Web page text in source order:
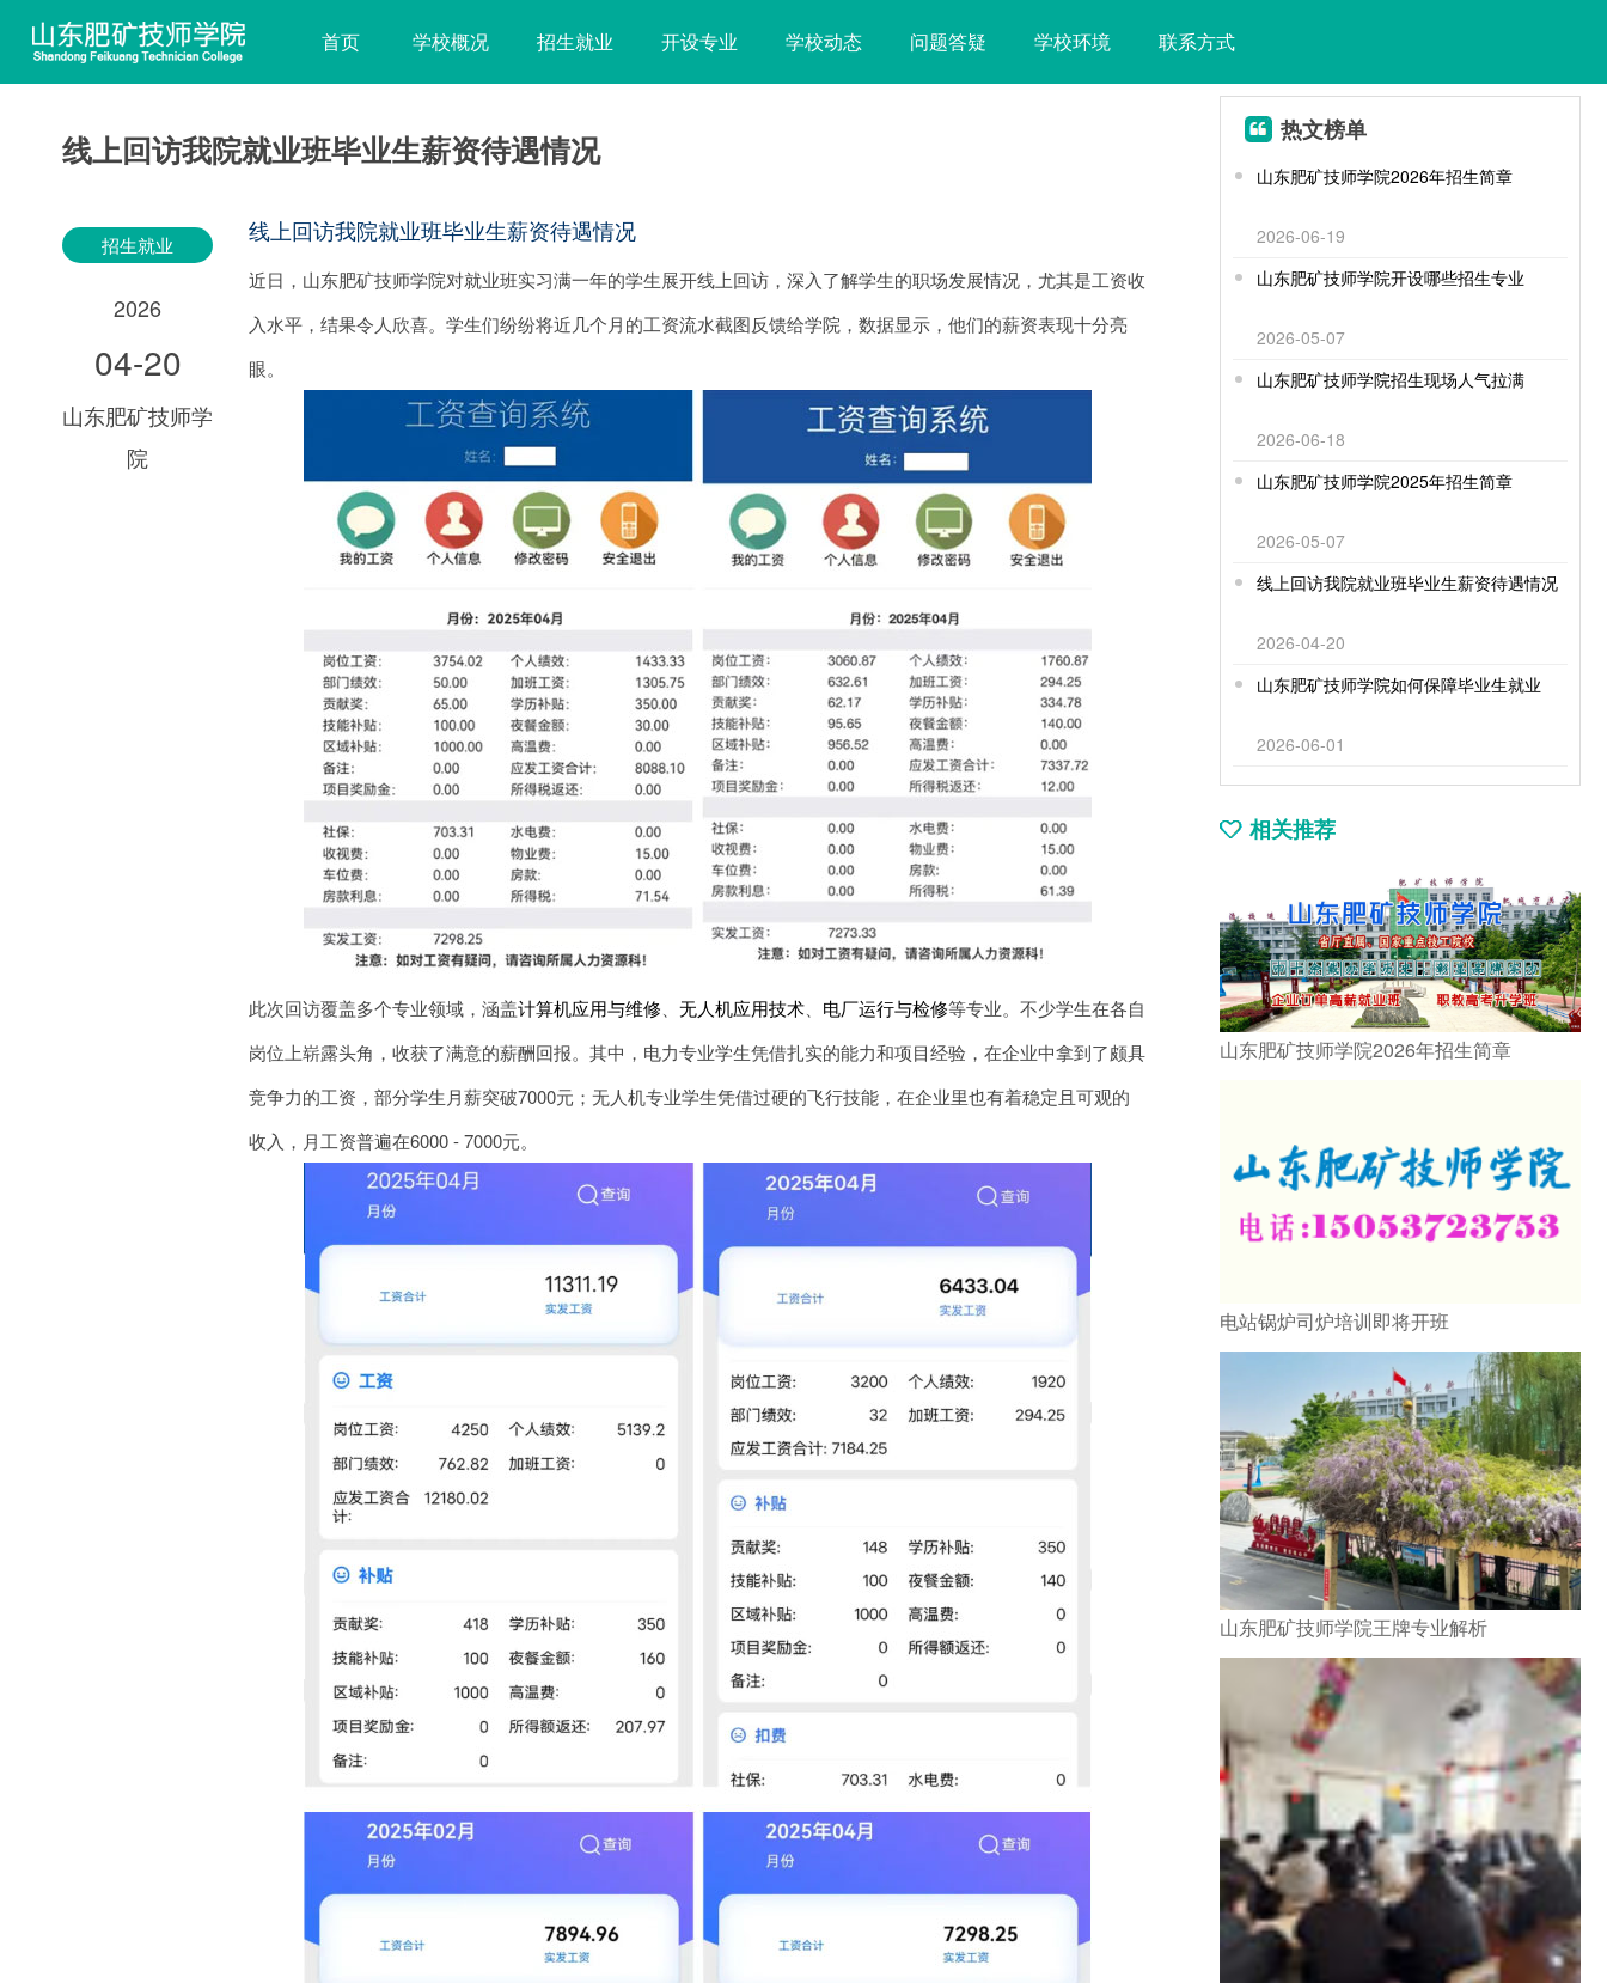
首页 学校概况 招生就业 开设专业 学校动态 问题答疑 学校环境 联系方式
线上回访我院就业班毕业生薪资待遇情况
招生就业
2026
04-20
山东肥矿技师学
院
线上回访我院就业班毕业生薪资待遇情况
近日，山东肥矿技师学院对就业班实习满一年的学生展开线上回访，深入了解学生的职场发展情况，尤其是工资收
入水平，结果令人欣喜。学生们纷纷将近几个月的工资流水截图反馈给学院，数据显示，他们的薪资表现十分亮
眼。
此次回访覆盖多个专业领域，涵盖计算机应用与维修 、无人机应用技术 电厂运行与检修等专业。不少学生在各自
岗位上崭露头角，收获了满意的薪酬回报。其中，电力专业学生凭借扎实的能力和项目经验，在企业中拿到了颇具
竞争力的工资，部分学生月薪突破7000元；无人机专业学生凭借过硬的飞行技能，在企业里也有着稳定且可观的
收入，月工资普遍在6000 - 7000元。
热文榜单
山东肥矿技师学院2026年招生简章
2026-06-19
山东肥矿技师学院开设哪些招生专业
2026-05-07
山东肥矿技师学院招生现场人气拉满
2026-06-18
山东肥矿技师学院2025年招生简章
2026-05-07
线上回访我院就业班毕业生薪资待遇情况
2026-04-20
山东肥矿技师学院如何保障毕业生就业
2026-06-01
相关推荐
山东肥矿技师学院2026年招生简章
电站锅炉司炉培训即将开班
山东肥矿技师学院王牌专业解析